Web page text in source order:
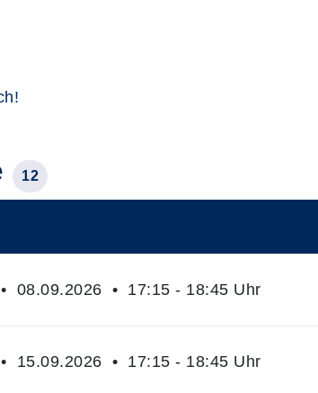
12
08.09.2026 • 17:15 - 18:45 Uhr
15.09.2026 • 17:15 - 18:45 Uhr